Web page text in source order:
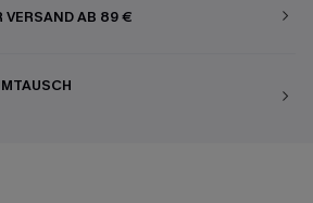
VERSAND AB 89 €